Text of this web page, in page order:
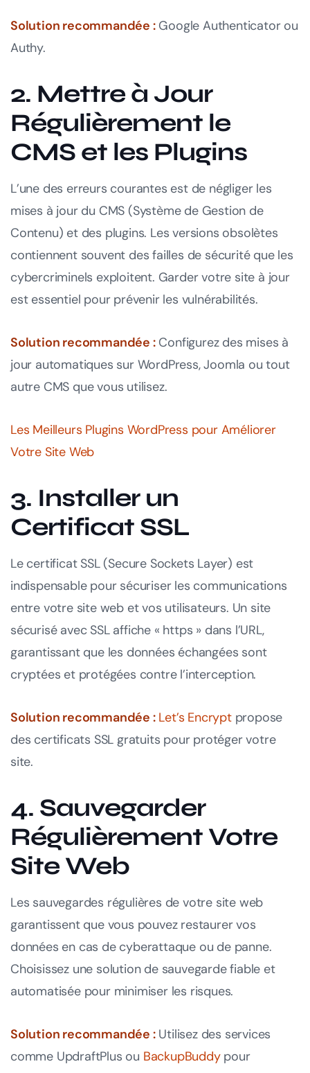
Solution recommandée :Google Authenticator ou
Authy.
2. Mettre à Jour
Régulièrement le
CMS et les Plugins
L’une des erreurs courantes est de négliger les
mises à jour du CMS (Système de Gestion de
Contenu) et des plugins. Les versions obsolètes
contiennent souvent des failles de sécurité que les
cybercriminels exploitent. Garder votre site à jour
est essentiel pour prévenir les vulnérabilités.
Solution recommandée :Configurez des mises à
jour automatiques sur WordPress, Joomla ou tout
autre CMS que vous utilisez.
Les Meilleurs Plugins WordPress pour Améliorer
Votre Site Web
3. Installer un
Certificat SSL
Le certificat SSL (Secure Sockets Layer) est
indispensable pour sécuriser les communications
entre votre site web et vos utilisateurs. Un site
sécurisé avec SSL affiche « https » dans l’URL,
garantissant que les données échangées sont
cryptées et protégées contre l’interception.
Solution recommandée : Let’s Encryptpropose
des certificats SSL gratuits pour protéger votre
site.
4. Sauvegarder
Régulièrement Votre
Site Web
Les sauvegardes régulières de votre site web
garantissent que vous pouvez restaurer vos
données en cas de cyberattaque ou de panne.
Choisissez une solution de sauvegarde fiable et
automatisée pour minimiser les risques.
Solution recommandée :Utilisez des services
comme UpdraftPlus ou BackupBuddypour